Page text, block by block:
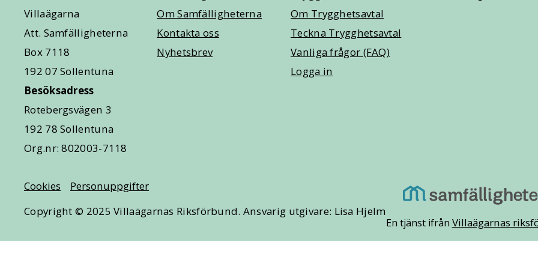
Villaägarna
Att. Samfälligheterna
Box 7118
192 07 Sollentuna
Besöksadress
Rotebergsvägen 3
192 78 Sollentuna
Org.nr: 802003-7118
Om Samfälligheterna
Kontakta oss
Nyhetsbrev
Om Trygghetsavtal
Teckna Trygghetsavtal
Vanliga frågor (FAQ)
Logga in
Cookies
Personuppgifter
Copyright © 2025 Villaägarnas Riksförbund. Ansvarig utgivare: Lisa Hjelm
En tjänst ifrån Villaägarnas